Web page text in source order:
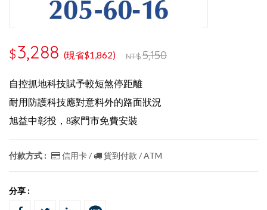
$3,288 (現省$1,862) NT$5,150
自控抓地科技賦予較短煞停距離
耐用防護科技應對意料外的路面狀況
旭益中彰投，8家門市免費安裝
付款方式 : 信用卡 / 貨到付款 / ATM
分享 :